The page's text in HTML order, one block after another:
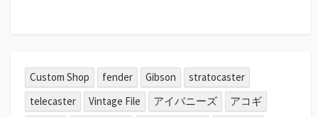
Custom Shop fender Gibson
stratocaster
telecaster
Vintage File アイバニーズ
アコギ